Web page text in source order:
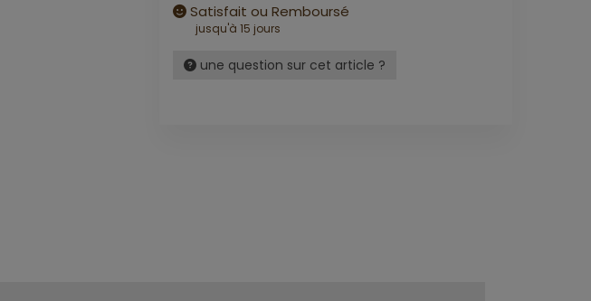
Satisfait ou Remboursé
jusqu'à 15 jours
une question sur cet article ?